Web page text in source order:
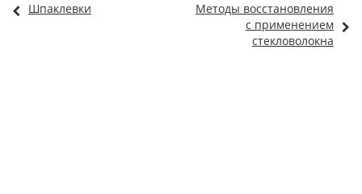
Шпаклевки
Методы восстановления
с применением
стекловолокна